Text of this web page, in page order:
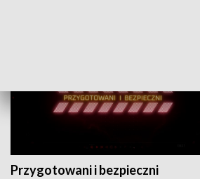
Przygotowani i bezpieczni